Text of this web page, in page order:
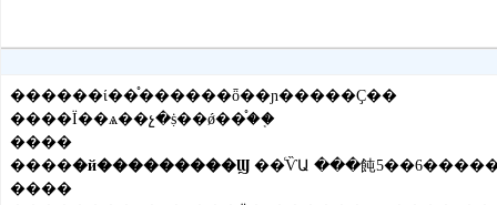
������ί��֯������ȫ��ɲ�����Ҫ��
����Ϊ��ѧ��չ�ṩ��ǿ��֯��֤
����
�����й���������Ϣ
����